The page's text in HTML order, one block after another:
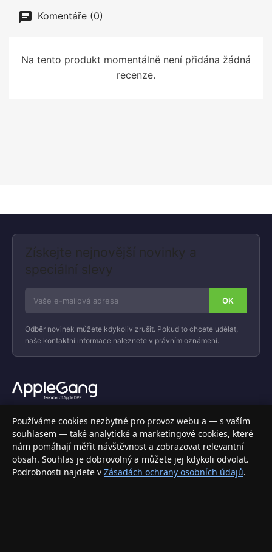
Komentáře (0)
Na tento produkt momentálně není přidána žádná
recenze.
Získejte nejnovější novinky a
speciální slevy
Odběr novinek můžete kdykoliv zrušit. Pokud to chcete udělat,
naše kontaktní informace naleznete v právním oznámení.
Váš specializovaný obchod s Apple produkty, příslušenstvím a
elektronikou. Nakupujte bezpečně a s jistotou.
INFORMACE
Doprava a doručení
Používáme cookies nezbytné pro provoz webu a — s vaším
souhlasem — také analytické a marketingové cookies, které
nám pomáhají měřit návštěvnost a zobrazovat relevantní
obsah. Souhlas je dobrovolný a můžete jej kdykoli odvolat.
Podrobnosti najdete v Zásadách ochrany osobních údajů.